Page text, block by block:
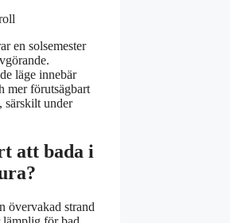
en solsemester
läge innebär
mer förutsägbart
särskilt under
att bada i
övervakad strand